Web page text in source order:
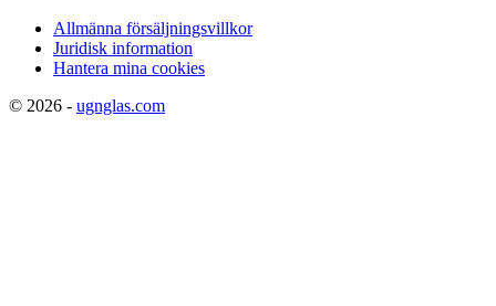
Allmänna försäljningsvillkor
Juridisk information
Hantera mina cookies
© 2026 - ugnglas.com